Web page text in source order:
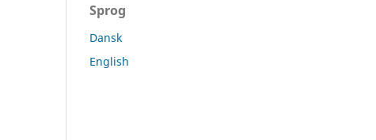
Sprog
Dansk
English